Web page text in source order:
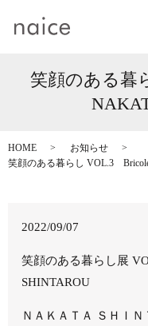
笑顔のある暮
HOME
お知らせ
笑顔のある暮らし VOL.3
2022/09/07
笑顔のある暮らし展
SHINTAROU
ＮＡＫＡＴＡ ＳＨＩ